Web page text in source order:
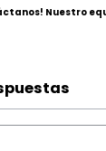
Nuestro